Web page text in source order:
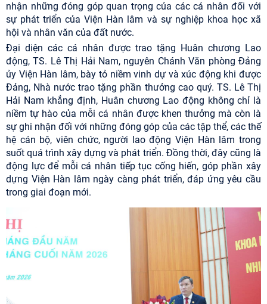
nhận những đóng góp quan trọng của các cá nhân đối với
sự phát triển của Viện Hàn lâm và sự nghiệp khoa học xã
hội và nhân văn của đất nước.
Đại diện các cá nhân được trao tặng Huân chương Lao
động, TS. Lê Thị Hải Nam, nguyên Chánh Văn phòng Đảng
ủy Viện Hàn lâm, bày tỏ niềm vinh dự và xúc động khi được
Đảng, Nhà nước trao tặng phần thưởng cao quý. TS. Lê Thị
Hải Nam khẳng định, Huân chương Lao động không chỉ là
niềm tự hào của mỗi cá nhân được khen thưởng mà còn là
sự ghi nhận đối với những đóng góp của các tập thể, các thế
hệ cán bộ, viên chức, người lao động Viện Hàn lâm trong
suốt quá trình xây dựng và phát triển. Đồng thời, đây cũng là
động lực để mỗi cá nhân tiếp tục cống hiến, góp phần xây
dựng Viện Hàn lâm ngày càng phát triển, đáp ứng yêu cầu
trong giai đoạn mới.